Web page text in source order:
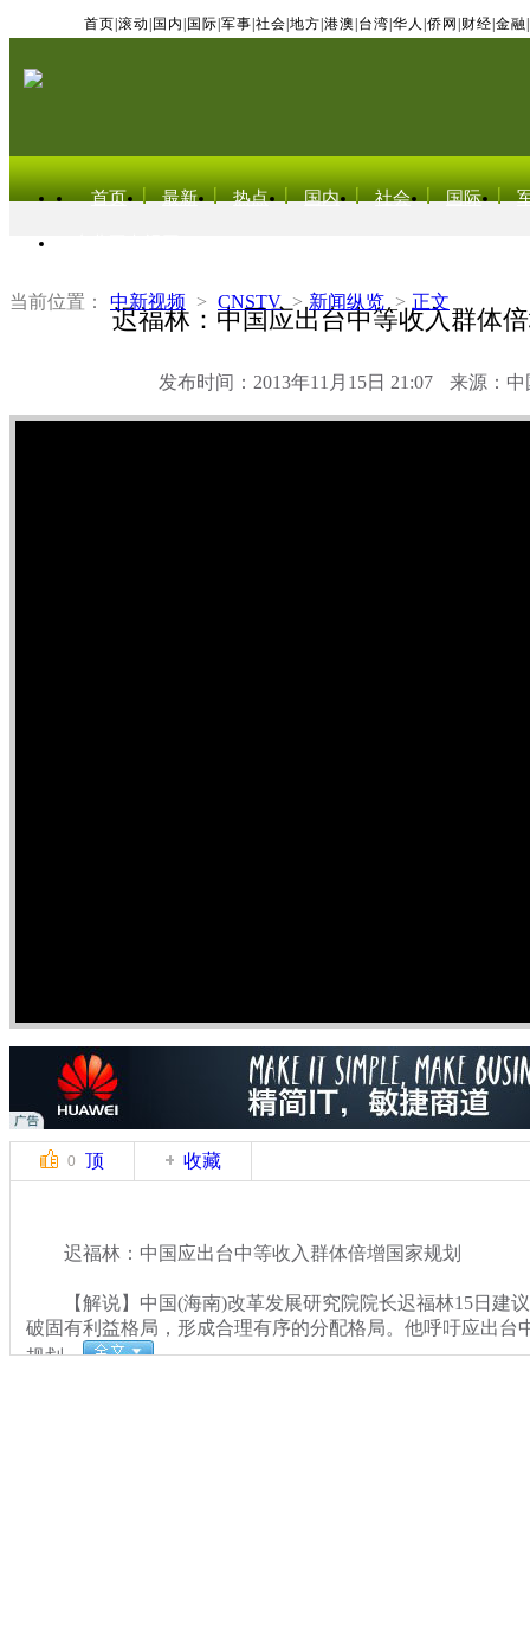
首页 滚动 国内 国际 军事 社会 地方 港澳 台湾 华人 侨网 财经 金融
首页 最新 热点 国内 社会 国际
当前位置： 中新视频 > CNSTV > 新闻纵览 > 正文
迟福林：中国应出台中等收入群体
发布时间：2013年11月15日 21:07 来源：中
0 顶 收藏
迟福林：中国应出台中等收入群体倍增国家规划
【解说】中国(海南)改革发展研究院院长迟福林15日建
破固有利益格局，形成合理有序的分配格局。他呼吁应出台
规划。